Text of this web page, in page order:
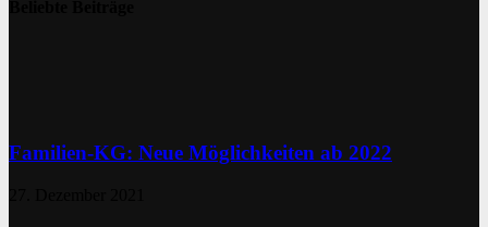
Familien-KG: Neue Möglichkeiten ab 2022